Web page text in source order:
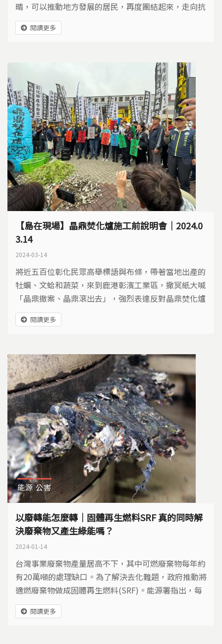
晴，可以推動地方發展的居民，再度團結起來，走向抗
爭之途。
閱讀更多
【島在現場】晶鼎焚化爐施工前說明會｜2024.0
3.14
2024-03-14
將近五百位彰化民眾高舉標語與布條，帶著當地出產的
牡蠣、文蛤和蔬菜，來到鹿港彰濱工業區，撒冥紙大喊
「晶鼎撤案、晶鼎滾出去」，強烈表達反對晶鼎焚化爐
的興建。 ​ 經濟部工業局規劃在鹿港彰濱工業區興建晶鼎
焚化爐，來解決各工業區產生的事業廢棄物，由於彰化
引發在地居民強力反對，居民組成自救會，多次上街抗
議。今天上午10點晶鼎公司舉辦環評程序施工前公開說
明會...
閱讀更多
能源 公害
以廢轉能怎麼轉｜固體再生燃料SRF 真的同時解
決廢棄物又產生綠能嗎？
2024-01-14
台灣事業廢棄物產量居高不下，其中可燃廢棄物每年約
有20萬噸的處理缺口。為了解決去化難題，政府推動將
適燃廢棄物做成固體再生燃料(SRF)。能源署指出，每
一噸SRF大約可以替代0.86噸的煤，也能減少燃煤的使
用。不過，SRF真的能同時解決廢棄物和產生綠能嗎？
閱讀更多